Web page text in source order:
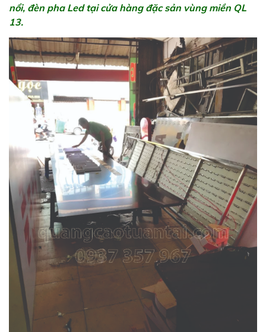
nổi, đèn pha Led tại cửa hàng đặc sản vùng miền QL
13.